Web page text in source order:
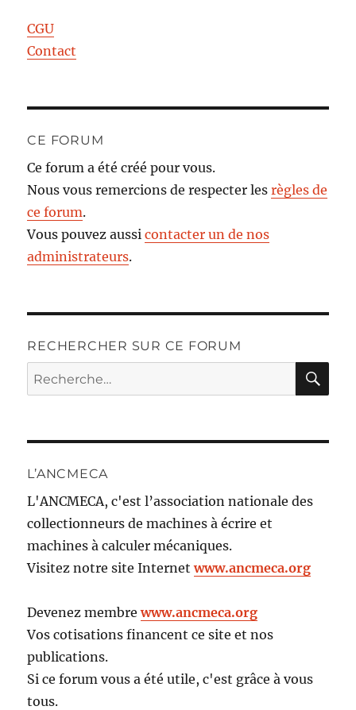
CGU
Contact
CE FORUM
Ce forum a été créé pour vous.
Nous vous remercions de respecter lesrègles de
ce forum.
Vous pouvez aussicontacter un de nos
administrateurs.
RECHERCHER SUR CE FORUM
Recherche
pour :
L’ANCMECA
L'ANCMECA, c'est l’association nationale des
collectionneurs de machines à écrire et
machines à calculer mécaniques.
Visitez notre site Internetwww.ancmeca.org
Devenez membrewww.ancmeca.org
Vos cotisations financent ce site et nos
publications.
Si ce forum vous a été utile, c'est grâce à vous
tous.